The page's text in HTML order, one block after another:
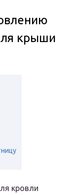
крыши
кровли